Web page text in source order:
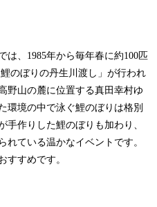
は、1985年から毎年春に約100匹
のぼりの丹生川渡し」が行われ
野山の麓に位置する真田幸村ゆ
環境の中で泳ぐ鯉のぼりは格別
手作りした鯉のぼりも加わり、
れている温かなイベントです。
すすめです。